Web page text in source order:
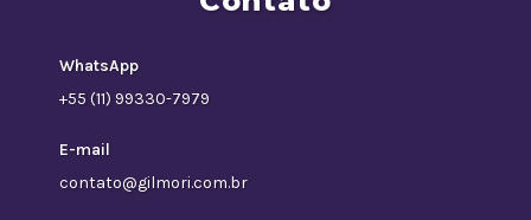
WhatsApp
+55 (11) 99330-7979
E-mail
contato@gilmori.com.br